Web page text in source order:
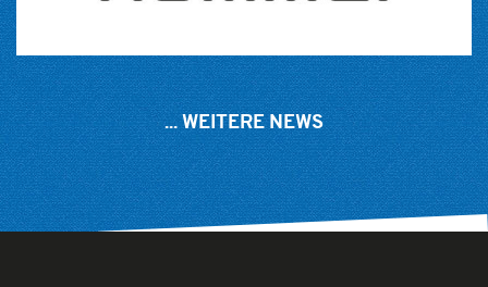
... WEITERE NEWS